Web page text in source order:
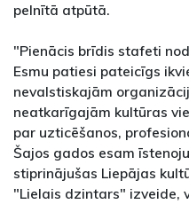
pelnītā atpūtā.
"Pienācis brīdis stafeti
Esmu patiesi pateicīgs
nevalstiskajām
neatkarīgajām kultūras
par uzticēšanos,
Šajos gados esam
stiprinājušas Liepājas
"Lielais dzintars" izveide,